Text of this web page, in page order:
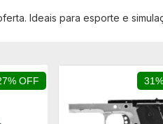
Ideais para esporte e
OFF